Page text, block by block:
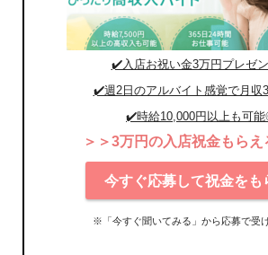
✔️入店お祝い金3万円プレゼン
✔️週2日のアルバイト感覚で月収
✔️時給10,000円以上も可
＞＞3万円の入店祝金もらえ
今すぐ応募して祝金をも
※「今すぐ聞いてみる」から応募で受